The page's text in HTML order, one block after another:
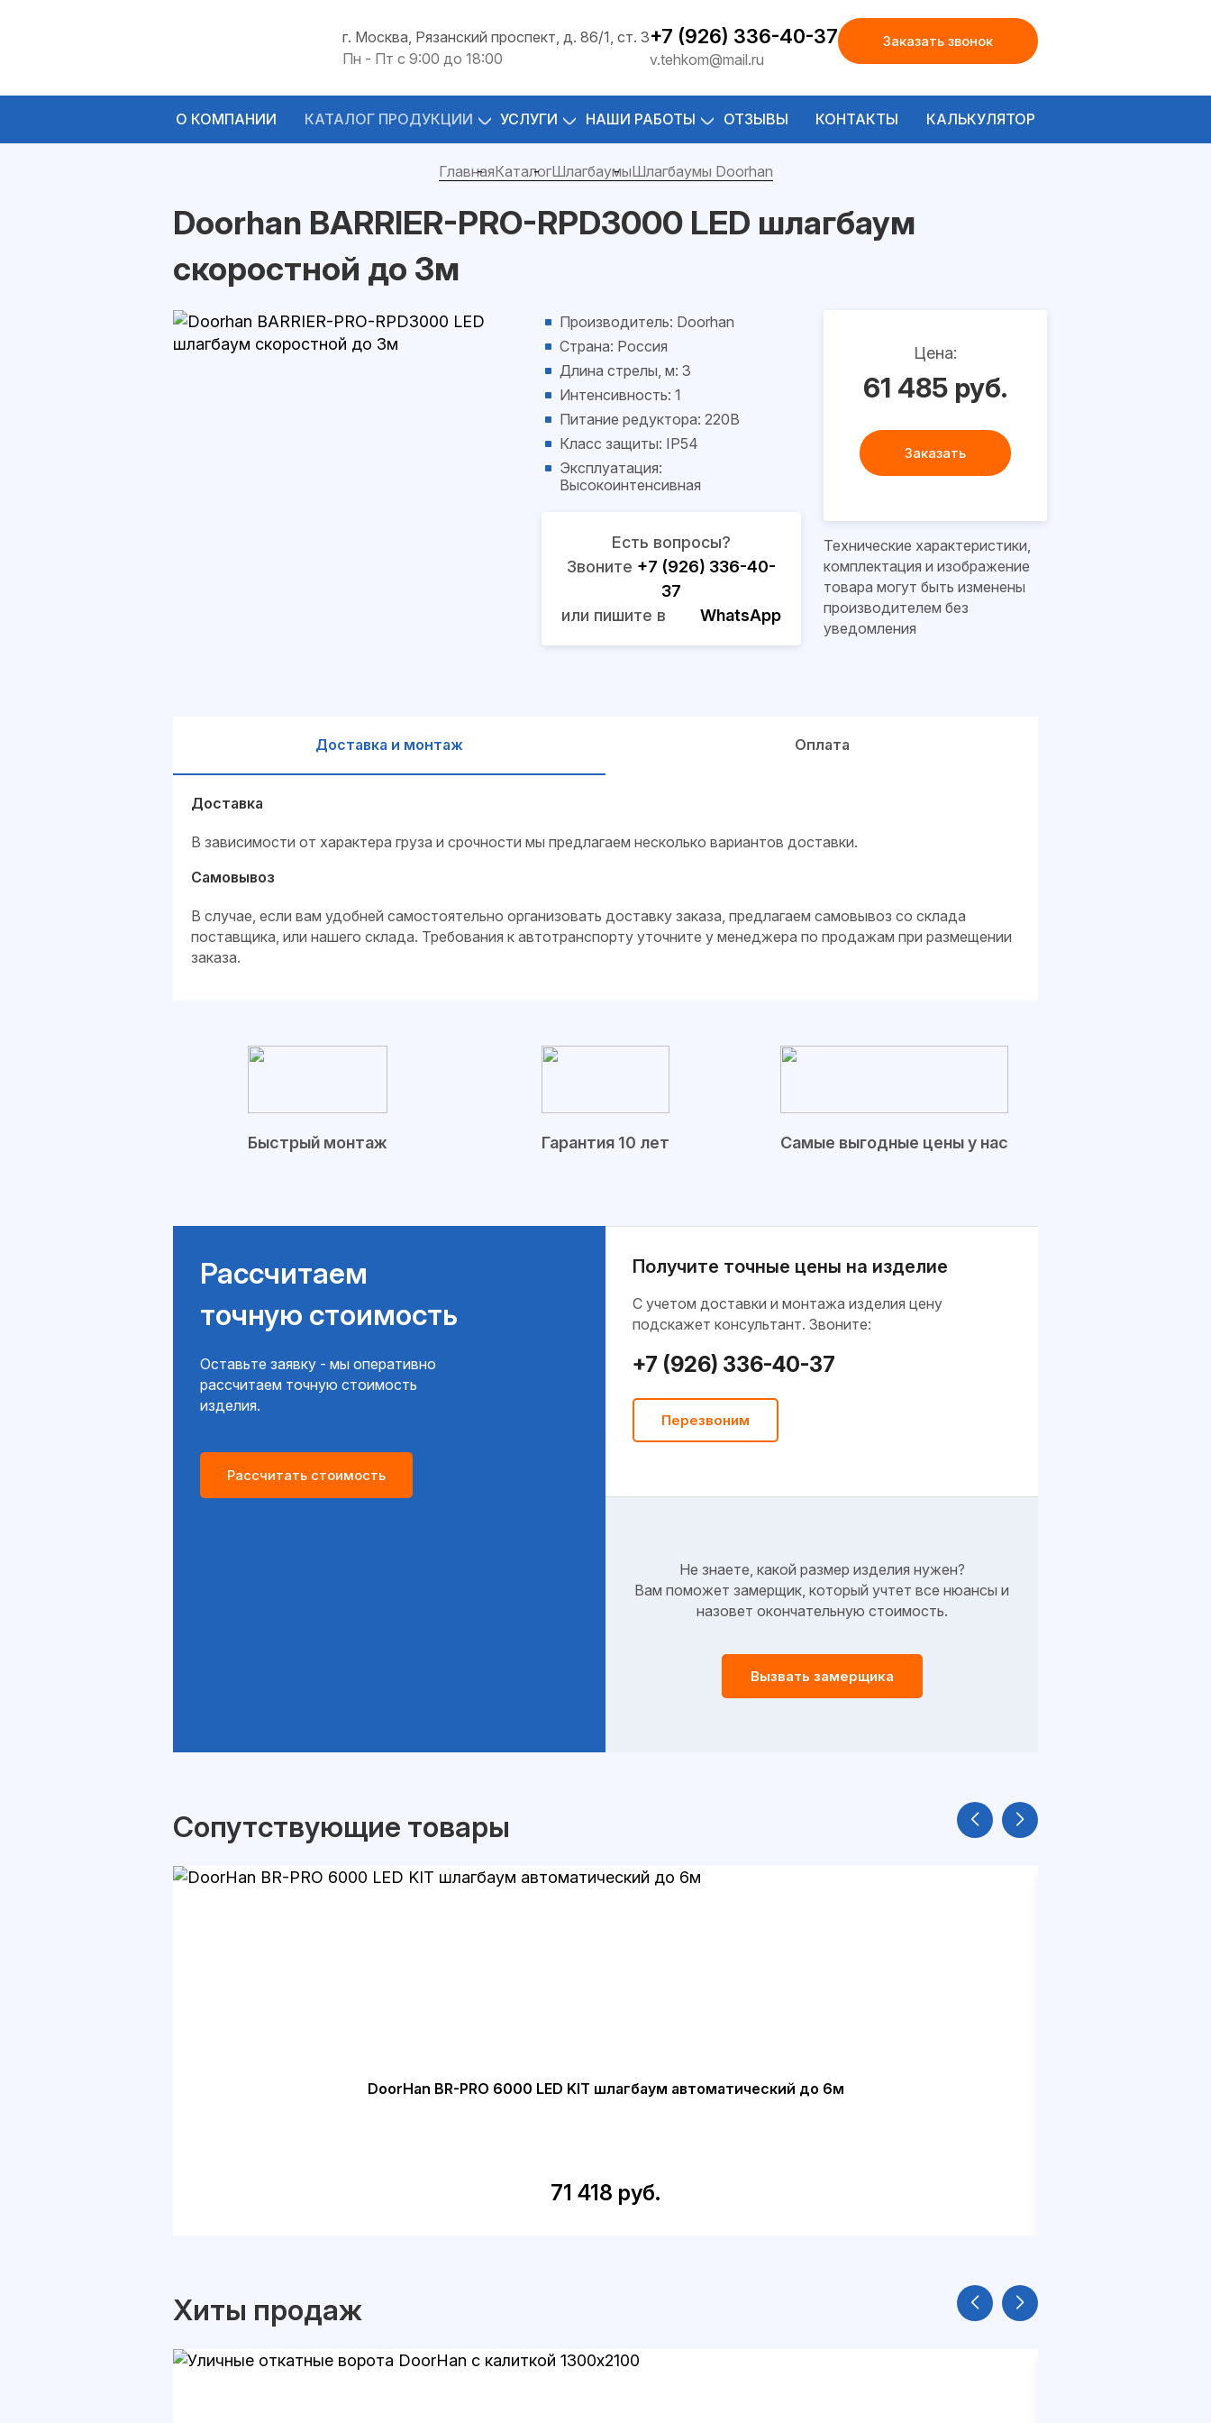
г. Москва, Рязанский проспект, д. 86/1, ст. 3
Пн - Пт с 9:00 до 18:00
+7 (926) 336-40-37
v.tehkom@mail.ru
Заказать звонок
О КОМПАНИИ КАТАЛОГ ПРОДУКЦИИ УСЛУГИ НАШИ РАБОТЫ ОТЗЫВЫ КОНТАКТЫ КАЛЬКУЛЯТОР
ГлавнаяКаталогШлагбаумыШлагбаумы Doorhan
Doorhan BARRIER-PRO-RPD3000 LED шлагбаум
скоростной до 3м
Производитель: Doorhan
Страна: Россия
Длина стрелы, м: 3
Интенсивность: 1
Питание редуктора: 220В
Класс защиты: IP54
Эксплуатация:
Высокоинтенсивная
Есть вопросы?
Звоните +7 (926) 336-40-
37
или пишите в
WhatsApp
Цена:
61 485 руб.
Заказать
Технические характеристики,
комплектация и изображение
товара могут быть изменены
производителем без
уведомления
Доставка и монтаж Оплата
Доставка
В зависимости от характера груза и срочности мы предлагаем несколько вариантов доставки.
Самовывоз
В случае, если вам удобней самостоятельно организовать доставку заказа, предлагаем самовывоз со склада
поставщика, или нашего склада. Требования к автотранспорту уточните у менеджера по продажам при размещении
заказа.
Быстрый монтаж Гарантия 10 лет Самые выгодные цены у нас
Рассчитаем
точную стоимость
Оставьте заявку - мы оперативно
рассчитаем точную стоимость
изделия.
Рассчитать стоимость
Получите точные цены на изделие
C учетом доставки и монтажа изделия цену
подскажет консультант. Звоните:
+7 (926) 336-40-37
Перезвоним
Не знаете, какой размер изделия нужен?
Вам поможет замерщик, который учтет все нюансы и
назовет окончательную стоимость.
Вызвать замерщика
Сопутствующие товары
DoorHan BR-PRO 6000 LED KIT шлагбаум автоматический до 6м
71 418 руб.
Хиты продаж